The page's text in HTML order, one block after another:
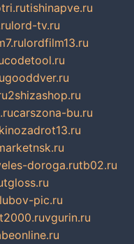
tishinapve.ru
lord-tv.ru
lordfilm13.ru
codetool.ru
gooddver.ru
2shizashop.ru
carszona-bu.ru
kinozadrot13.ru
doroga.rutb02.ru
lubov-pic.ru
vgurin.ru